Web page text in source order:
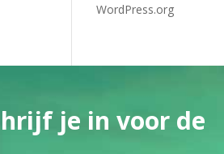
WordPress.org
je in voor de